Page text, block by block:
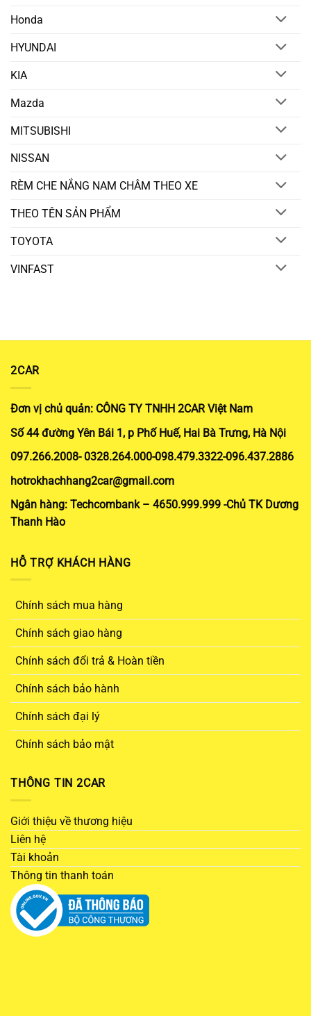
Honda
HYUNDAI
KIA
Mazda
MITSUBISHI
NISSAN
RÈM CHE NẮNG NAM CHÂM THEO XE
THEO TÊN SẢN PHẨM
TOYOTA
VINFAST
2CAR
Đơn vị chủ quản: CÔNG TY TNHH 2CAR Việt Nam
Số 44 đường Yên Bái 1, p Phố Huế, Hai Bà Trưng, Hà Nội
097.266.2008- 0328.264.000-098.479.3322-096.437.2886
hotrokhachhang2car@gmail.com
Ngân hàng: Techcombank – 4650.999.999 -Chủ TK Dương
Thanh Hào
HỖ TRỢ KHÁCH HÀNG
Chính sách mua hàng
Chính sách giao hàng
Chính sách đổi trả & Hoàn tiền
Chính sách bảo hành
Chính sách đại lý
Chính sách bảo mật
THÔNG TIN 2CAR
Giới thiệu về thương hiệu
Liên hệ
Tài khoản
Thông tin thanh toán